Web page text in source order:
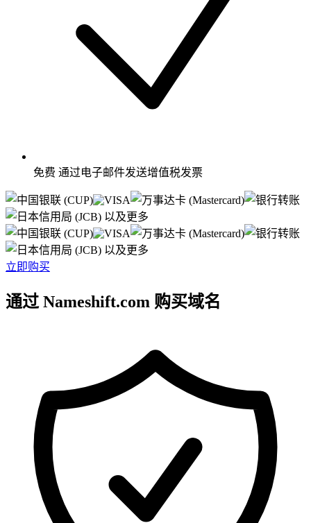
免费 通过电子邮件发送增值税发票
以及更多
以及更多
立即购买
通过 Nameshift.com 购买域名